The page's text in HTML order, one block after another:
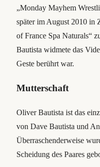
„Monday Mayhem
später im August 2010 in
of France Spa Naturals“
Bautista widmete das
Geste berührt war.
Mutterschaft
Oliver Bautista ist das
von Dave Bautista und
Überraschenderweise
Scheidung des Paares